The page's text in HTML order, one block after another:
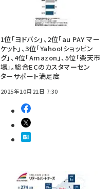
1位「ヨドバシ」、2位「au PAY マー
ケット」、3位「Yahoo!ショッピン
グ」、4位「Amazon」、5位「楽天市
場」。総合ECのカスタマーセン
ターサポート満足度
2025年10月21日 7:30